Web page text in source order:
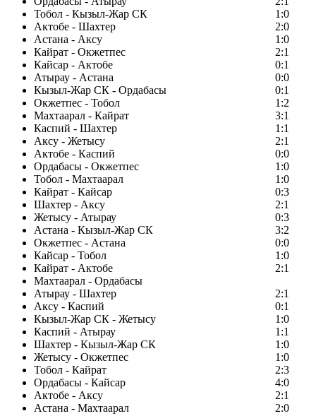
Тобол - Кызыл-Жар СК
1:0
Актобе - Шахтер
2:0
Астана - Аксу
1:0
Кайрат - Окжетпес
2:1
Кайсар - Актобе
0:1
Атырау - Астана
0:0
Кызыл-Жар СК - Ордабасы
0:1
Окжетпес - Тобол
1:2
Махтаарал - Кайрат
3:1
Каспий - Шахтер
1:1
Аксу - Жетысу
2:1
Актобе - Каспий
0:0
Ордабасы - Окжетпес
1:0
Тобол - Махтаарал
1:0
Кайрат - Кайсар
0:3
Шахтер - Аксу
2:1
Жетысу - Атырау
0:3
Астана - Кызыл-Жар СК
3:2
Окжетпес - Астана
0:0
Кайсар - Тобол
1:0
Кайрат - Актобе
2:1
Махтаарал - Ордабасы
Атырау - Шахтер
2:1
Аксу - Каспий
0:1
Кызыл-Жар СК - Жетысу
1:0
Каспий - Атырау
1:1
Шахтер - Кызыл-Жар СК
1:0
Жетысу - Окжетпес
1:0
Тобол - Кайрат
2:3
Ордабасы - Кайсар
4:0
Актобе - Аксу
2:1
Астана - Махтаарал
2:0